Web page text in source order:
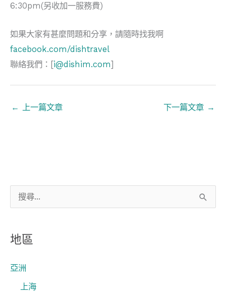
關
鍵
字
地區
亞洲
上海
6:30pm(另收加一服務費)
如果大家有甚麼問題和分享，請隨時找我啊
facebook.com/dishtravel
聯絡我們：[i@dishim.com]
← 上一篇文章 下一篇文章 →